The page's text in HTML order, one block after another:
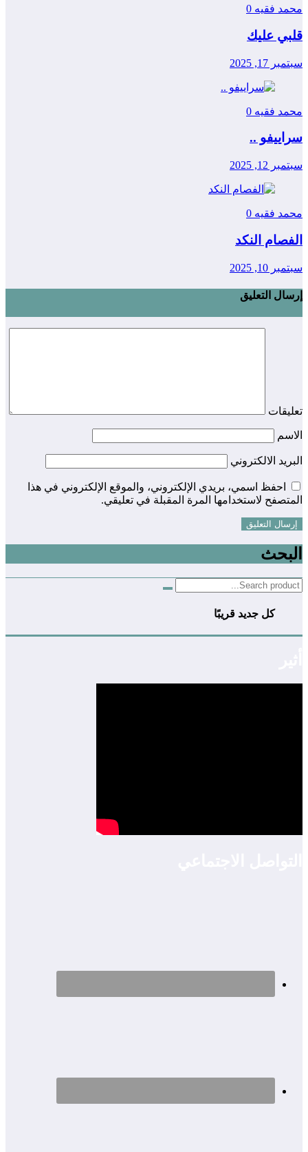
محمد فقيه 0
قلبي عليك
سبتمبر 17, 2025
محمد فقيه 0
سراييفو ..
سبتمبر 12, 2025
محمد فقيه 0
الفصام النكد
سبتمبر 10, 2025
إرسال التعليق
تعليقات
الاسم
البريد الالكتروني
احفظ اسمي، بريدي الإلكتروني، والموقع الإلكتروني في هذا
المتصفح لاستخدامها المرة المقبلة في تعليقي.
البحث
كل جديد قريبًا